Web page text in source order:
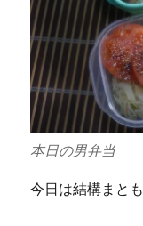
本日の男弁当
今日は結構まとも